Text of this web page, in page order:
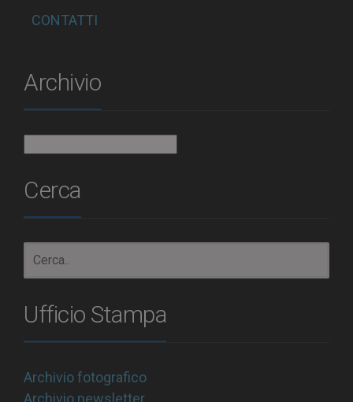
CONTATTI
Archivio
Cerca
Ufficio Stampa
Archivio fotografico
Archivio newsletter